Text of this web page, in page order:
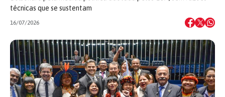
técnicas que se sustentam
16/07/2026